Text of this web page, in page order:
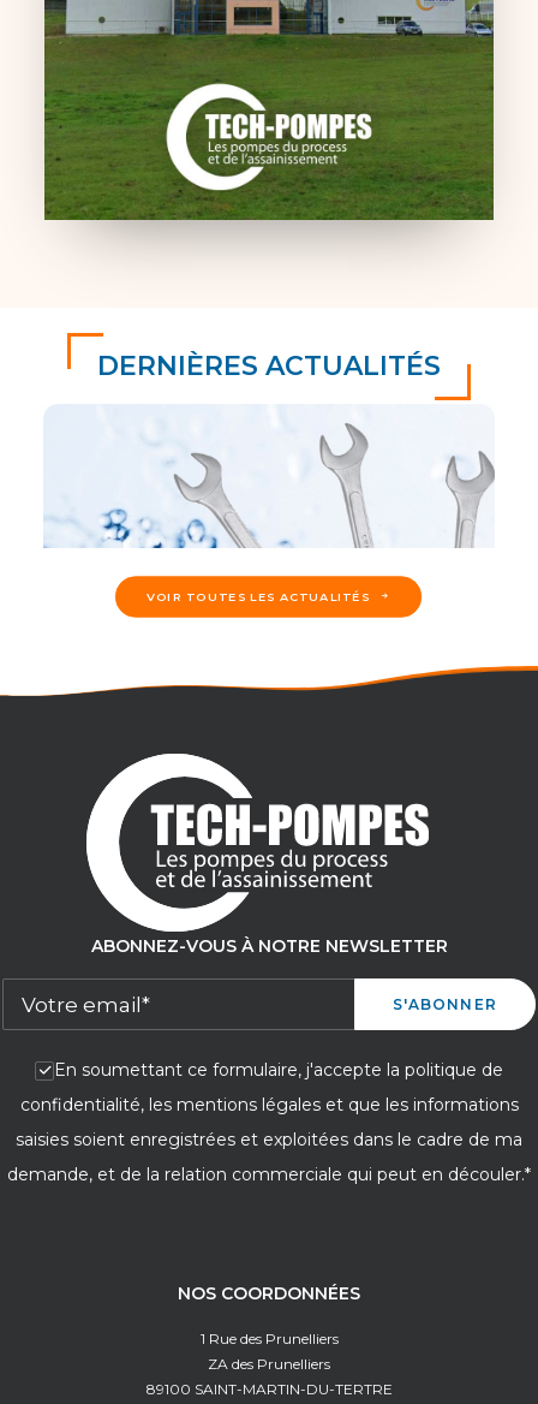
DERNIÈRES ACTUALITÉS
Informations Produits
Comment entretenir une pompe
Lowara?
Une pompe Lowara (Xylem) est
conçue pour durer, mais sa fiabilité
dépend directement de la rigueur…
LIRE LA SUITE
VOIR TOUTES LES ACTUALITÉS
ABONNEZ-VOUS À NOTRE NEWSLETTER
En soumettant ce formulaire, j'accepte la politique de
confidentialité, les mentions légales et que les informations
saisies soient enregistrées et exploitées dans le cadre de ma
demande, et de la relation commerciale qui peut en découler.*
NOS COORDONNÉES
1 Rue des Prunelliers
ZA des Prunelliers
89100 SAINT-MARTIN-DU-TERTRE